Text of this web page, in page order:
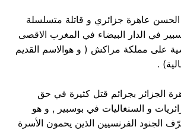
عاهرة جزائري و قاتلة متسلسلة
في الدار البيضاء في المغرب الاقصى
على مملكة مراكش ( و هوالاسم القديم
.
الجزائر بجرائم قتل كثيرة في حق
و السنغاليات في بوسبير , و هو
الجنود الفرنسيين الذين يحمون الأسرة